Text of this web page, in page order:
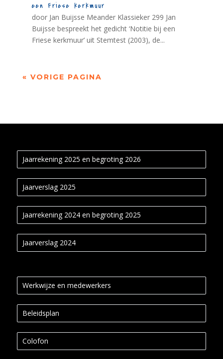
een Friese kerkmuur
door Jan Buijsse Meander Klassieker 299 Jan
Buijsse bespreekt het gedicht ‘Notitie bij een
Friese kerkmuur’ uit Stemtest (2003), de...
« VORIGE PAGINA
Jaarrekening 2025 en begroting 2026
Jaarverslag 2025
Jaarrekening 2024 en begroting 2025
Jaarverslag 2024
Werkwijze en medewerkers
Beleidsplan
Colofon